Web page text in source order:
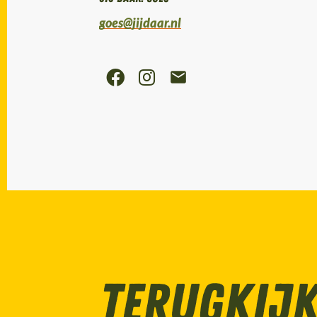
goes@jijdaar.nl